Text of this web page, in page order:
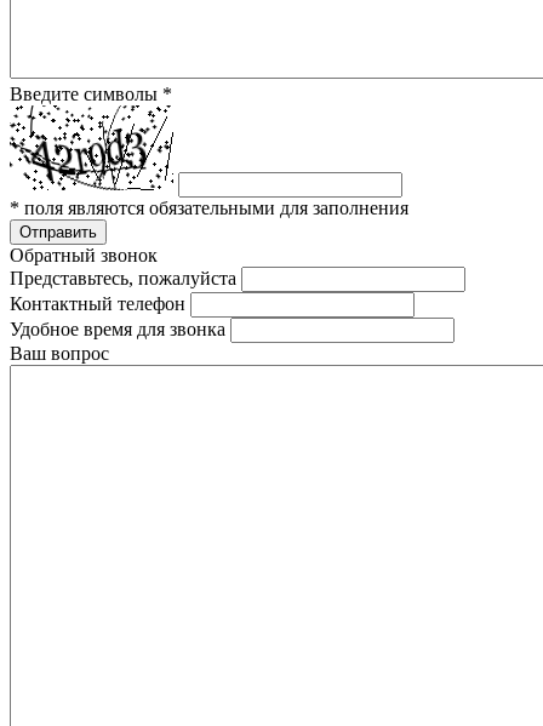
Введите символы *
* поля являются обязательными для заполнения
Отправить
Обратный звонок
Представьтесь, пожалуйста
Контактный телефон
Удобное время для звонка
Ваш вопрос